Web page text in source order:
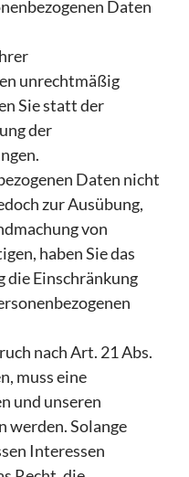
Daten
unrechtmäßig
Sie statt der
der
Daten nicht
zur Ausübung,
von
haben Sie das
die Einschränkung
nach Art. 21 Abs.
muss eine
und unseren
werden. Solange
Interessen